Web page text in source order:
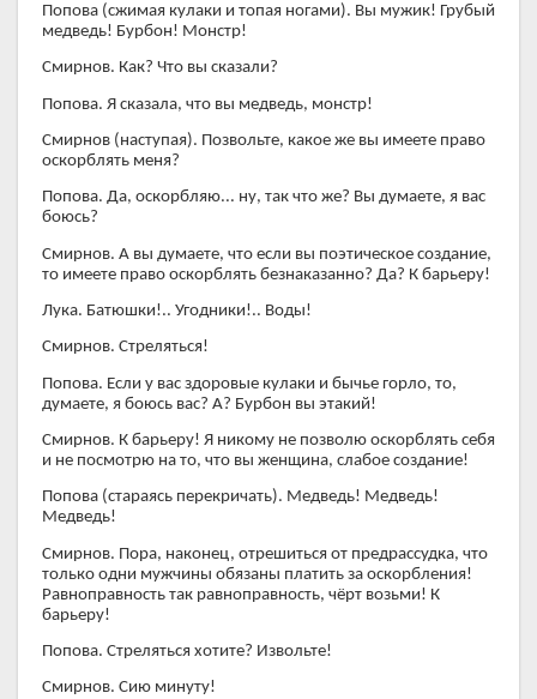
Попова (сжимая кулаки и топая ногами). Вы мужик! Грубый
медведь! Бурбон! Монстр!
Смирнов. Как? Что вы сказали?
Попова. Я сказала, что вы медведь, монстр!
Смирнов (наступая). Позвольте, какое же вы имеете право
оскорблять меня?
Попова. Да, оскорбляю... ну, так что же? Вы думаете, я вас
боюсь?
Смирнов. А вы думаете, что если вы поэтическое создание,
то имеете право оскорблять безнаказанно? Да? К барьеру!
Лука. Батюшки!.. Угодники!.. Воды!
Смирнов. Стреляться!
Попова. Если у вас здоровые кулаки и бычье горло, то,
думаете, я боюсь вас? А? Бурбон вы этакий!
Смирнов. К барьеру! Я никому не позволю оскорблять себя
и не посмотрю на то, что вы женщина, слабое создание!
Попова (стараясь перекричать). Медведь! Медведь!
Медведь!
Смирнов. Пора, наконец, отрешиться от предрассудка, что
только одни мужчины обязаны платить за оскорбления!
Равноправность так равноправность, чёрт возьми! К
барьеру!
Попова. Стреляться хотите? Извольте!
Смирнов. Сию минуту!